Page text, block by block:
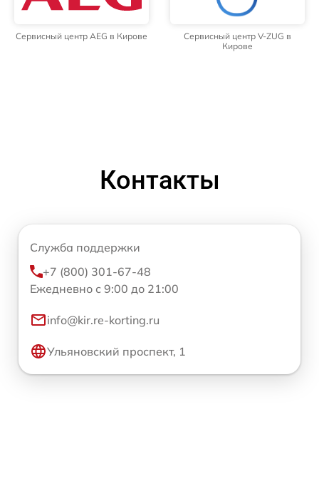
Сервисный центр AEG в Кирове
Сервисный центр V-ZUG в
Кирове
Контакты
Служба поддержки
+7 (800) 301-67-48
Ежедневно с 9:00 до 21:00
info@kir.re-korting.ru
Ульяновский проспект, 1